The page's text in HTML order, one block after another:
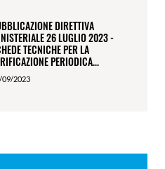
DIRETTIVA
26 LUGLIO 2023 -
TECNICHE PER LA
PERIODICA...
09/2023